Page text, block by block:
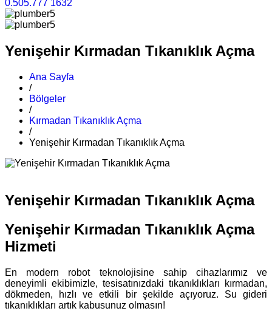
0.505.777 1632
Yenişehir Kırmadan Tıkanıklık Açma
Ana Sayfa
/
Bölgeler
/
Kırmadan Tıkanıklık Açma
/
Yenişehir Kırmadan Tıkanıklık Açma
Yenişehir Kırmadan Tıkanıklık Açma
Yenişehir Kırmadan Tıkanıklık Açma
Hizmeti
En modern robot teknolojisine sahip cihazlarımız ve
deneyimli ekibimizle, tesisatınızdaki tıkanıklıkları kırmadan,
dökmeden, hızlı ve etkili bir şekilde açıyoruz. Su gideri
tıkanıklıkları artık kabusunuz olmasın!